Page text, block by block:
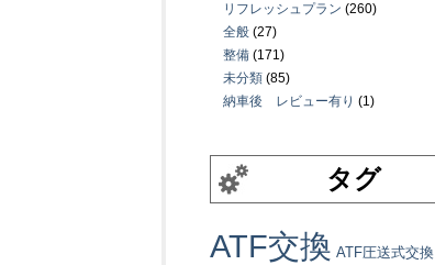
リフレッシュプラン (260)
全般 (27)
整備 (171)
未分類 (85)
納車後 レビュー有り (1)
タグ
ATF交換 ATF圧送式交換